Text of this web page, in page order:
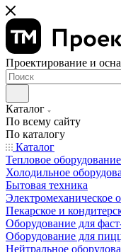
Проектирование и
Каталог
По всему сайту
По каталогу
Каталог
Тепловое оборудование
Холодильное
Бытовая техника
Электромеханическое
Пекарское и
Оборудование для
Оборудование для
Нейтральное